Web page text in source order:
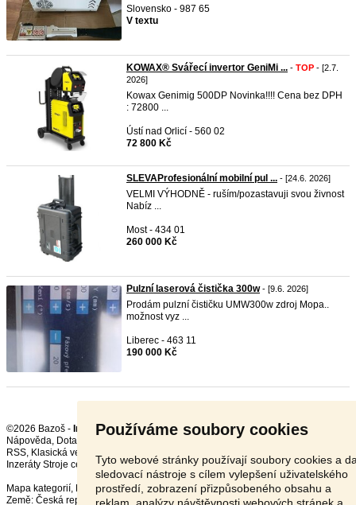
Používáme soubory cookies
Tyto webové stránky používají soubory cookies a
sledovací nástroje s cílem vylepšení uživatelského
prostředí, zobrazení přizpůsobeného obsahu a
reklam, analýzy návštěvnosti webových stránek a
Slovensko - 987 65
V textu
KOWAX® Svářecí invertor GeniMi ... - TOP - [2.7.
2026]
Kowax Genimig 500DP Novinka!!!! Cena bez DPH
: 72800 ...
Ústí nad Orlicí - 560 02
72 800 Kč
SLEVAProfesionální mobilní pul ... - [24.6. 2026]
VELMI VÝHODNĚ - ruším/pozastavuji svou živnost
Nabíz ...
Most - 434 01
260 000 Kč
Pulzní laserová čistička 300w- [9.6. 2026]
Prodám pulzní čističku UMW300w zdroj Mopa..
možnost vyz ...
Liberec - 463 11
190 000 Kč
©2026 Bazoš - Inzerce, Bazar
Nápověda, Dotazy Podmínky
RSS,
Inzeráty Stroje celkem:71462, za 24 hodin:2675
Mapa kategorií,
Nejvyhledávanější výrazy
Země: Česká republika,Slovensko,Polsko,Rakousko